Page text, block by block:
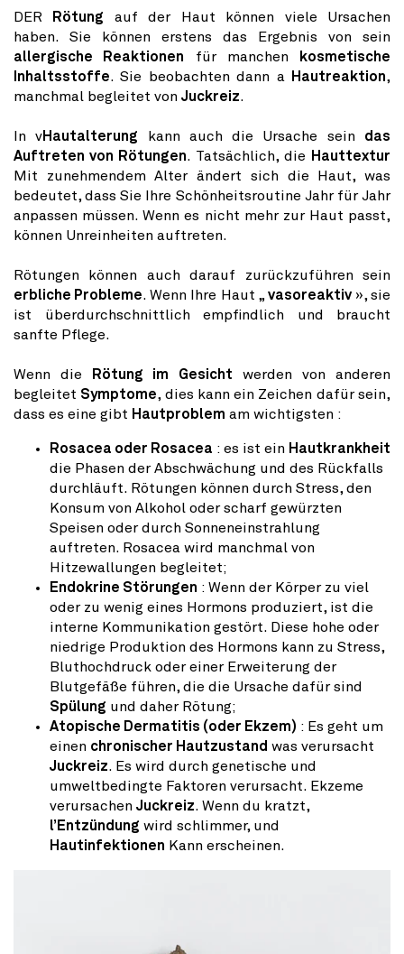
DER Rötung auf der Haut können viele Ursachen
haben. Sie können erstens das Ergebnis von sein
allergische Reaktionen für manchen
kosmetische
Inhaltsstoffe. Sie beobachten dann a Hautreaktion,
manchmal begleitet von Juckreiz.
In vHautalterung kann auch die Ursache sein das
Auftreten von Rötungen. Tatsächlich, die
Hauttextur
Mit zunehmendem Alter ändert sich die Haut, was
bedeutet, dass Sie Ihre Schönheitsroutine Jahr für Jahr
anpassen müssen. Wenn es nicht mehr zur Haut passt,
können Unreinheiten auftreten.
Rötungen können auch darauf zurückzuführen sein
erbliche Probleme. Wenn Ihre Haut „ vasoreaktiv», sie
ist überdurchschnittlich empfindlich und braucht
sanfte Pflege.
Wenn die Rötung im Gesicht werden von anderen
begleitet Symptome, dies kann ein Zeichen dafür sein,
dass es eine gibt Hautproblem am wichtigsten :
Rosacea oder Rosacea : es ist ein Hautkrankheit
die Phasen der Abschwächung und des Rückfalls
durchläuft. Rötungen können durch Stress, den
Konsum von Alkohol oder scharf gewürzten
Speisen oder durch Sonneneinstrahlung
auftreten. Rosacea wird manchmal von
Hitzewallungen begleitet;
Endokrine Störungen : Wenn der Körper zu viel
oder zu wenig eines Hormons produziert, ist die
interne Kommunikation gestört. Diese hohe oder
niedrige Produktion des Hormons kann zu Stress,
Bluthochdruck oder einer Erweiterung der
Blutgefäße führen, die die Ursache dafür sind
Spülung und daher Rötung;
Atopische Dermatitis (oder Ekzem) : Es geht um
einen chronischer Hautzustand was verursacht
Juckreiz. Es wird durch genetische und
umweltbedingte Faktoren verursacht. Ekzeme
verursachen Juckreiz. Wenn du kratzt,
l’Entzündung wird schlimmer, und
Hautinfektionen Kann erscheinen.